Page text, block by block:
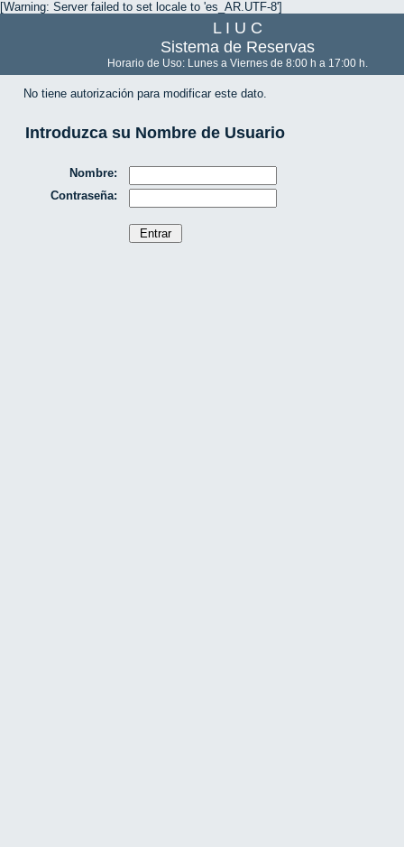
[Warning: Server failed to set locale to 'es_AR.UTF-8']
L I U C
Sistema de Reservas
Horario de Uso: Lunes a Viernes de 8:00 h a 17:00 h.
No tiene autorización para modificar este dato.
Introduzca su Nombre de Usuario
Nombre:
Contraseña: